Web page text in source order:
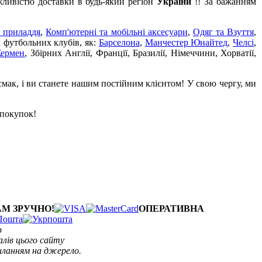
приладдя,Комп'ютерні та мобільні аксесуари, Одяг та Взуття,
клубів, як: Барселона, Манчестер Юнайтед, Челсі,
, Збірних Англії, Франції, Бразилії, Німеччини, Хорватії,
і ви станете нашим постійним клієнтом! У свою чергу, ми
ЗРУЧНО! ОПЕРАТИВНА
цього сайту
на джерело.